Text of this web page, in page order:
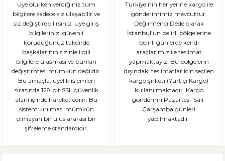
DEVAMI
Ekşi Mayalı Ekmek Tüketmemiz için 10 Neden
Ekmek ve ekmek ürünleri için sağlıklı olmadıklarına dair kötü bir
DEVAMI
Şeker Hastaları Hangi Tür Ekmekleri Tüketmelidir?
Üye olurken verdiğiniz tüm
bilgilere sadece siz ulaşabilir ve
siz değiştirebilirsiniz. Üye giriş
bilgilerinizi güvenli
koruduğunuz takdirde
başkalarının sizinle ilgili
bilgilere ulaşması ve bunları
değiştirmesi mümkün değildir.
Bu amaçla, üyelik işlemleri
sırasında 128 bit SSL güvenlik
alanı içinde hareket edilir. Bu
sistem kırılması mümkün
olmayan bir uluslararası bir
şifreleme standardıdır.
Türkiye'nin her yerine kargo ile
gönderimimiz mevcuttur.
Değirmenci Dede olarak
İstanbul’un belirli bölgelerine
belirli günlerde kendi
araçlarımız ile teslimat
yapmaktayız. Bu bölgelerin
dışındaki teslimatlar için seçilen
kargo şirketi (Yurtiçi Kargo)
kullanılmaktadır. Kargo
gönderimi Pazartesi-Salı-
Çarşamba günleri
yapılmaktadır.